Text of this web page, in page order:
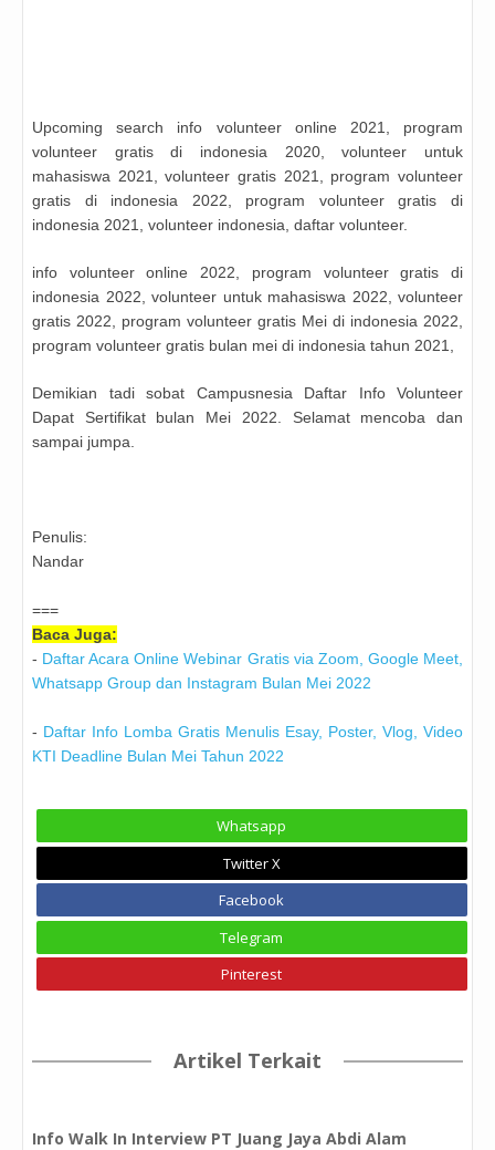
Upcoming search info volunteer online 2021, program
volunteer gratis di indonesia 2020, volunteer untuk
mahasiswa 2021, volunteer gratis 2021, program volunteer
gratis di indonesia 2022, program volunteer gratis di
indonesia 2021, volunteer indonesia, daftar volunteer.
info volunteer online 2022, program volunteer gratis di
indonesia 2022, volunteer untuk mahasiswa 2022, volunteer
gratis 2022, program volunteer gratis Mei di indonesia 2022,
program volunteer gratis bulan mei di indonesia tahun 2021,
Demikian tadi sobat Campusnesia Daftar Info Volunteer
Dapat Sertifikat bulan Mei 2022. Selamat mencoba dan
sampai jumpa.
Penulis:
Nandar
===
Baca Juga:
- Daftar Acara Online Webinar Gratis via Zoom, Google Meet,
Whatsapp Group dan Instagram Bulan Mei 2022
- Daftar Info Lomba Gratis Menulis Esay, Poster, Vlog, Video
KTI Deadline Bulan Mei Tahun 2022
Whatsapp
Twitter X
Facebook
Telegram
Pinterest
Artikel Terkait
Info Walk In Interview PT Juang Jaya Abdi Alam